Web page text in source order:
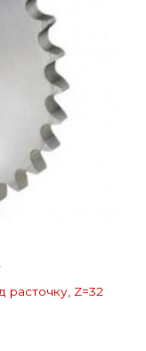
расточку, Z=32